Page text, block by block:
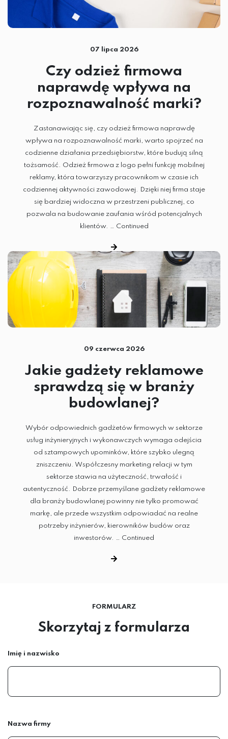
HAFT KOMPUTEROWY
TERMOTRANSFER
SUBLIMACJA
DTG
SITODRUK
CZAPKI
GADŻETY
ODZIEŻ
07 lipca 2026
Czy odzież firmowa
naprawdę wpływa na
rozpoznawalność marki?
Zastanawiając się, czy odzież firmowa naprawdę
wpływa na rozpoznawalność marki, warto spojrzeć na
codzienne działania przedsiębiorstw, które budują silną
tożsamość. Odzież firmowa z logo pełni funkcję mobilnej
reklamy, która towarzyszy pracownikom w czasie ich
codziennej aktywności zawodowej. Dzięki niej firma staje
się bardziej widoczna w przestrzeni publicznej, co
pozwala na budowanie zaufania wśród potencjalnych
klientów. …
Continued
09 czerwca 2026
Jakie gadżety reklamowe
sprawdzą się w branży
budowlanej?
Wybór odpowiednich gadżetów firmowych w sektorze
usług inżynieryjnych i wykonawczych wymaga odejścia
od sztampowych upominków, które szybko ulegną
zniszczeniu. Współczesny marketing relacji w tym
sektorze stawia na użyteczność, trwałość i
autentyczność. Dobrze przemyślane gadżety reklamowe
dla branży budowlanej powinny nie tylko promować
markę, ale przede wszystkim odpowiadać na realne
potrzeby inżynierów, kierowników budów oraz
inwestorów. … Continued
FORMULARZ
Skorzytaj z formularza
Imię i nazwisko
Nazwa firmy